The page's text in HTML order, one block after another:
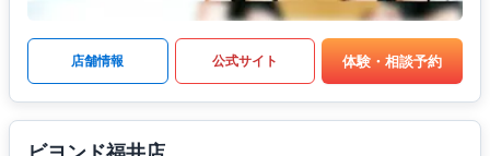
店舗情報 公式サイト 体験・相談予約